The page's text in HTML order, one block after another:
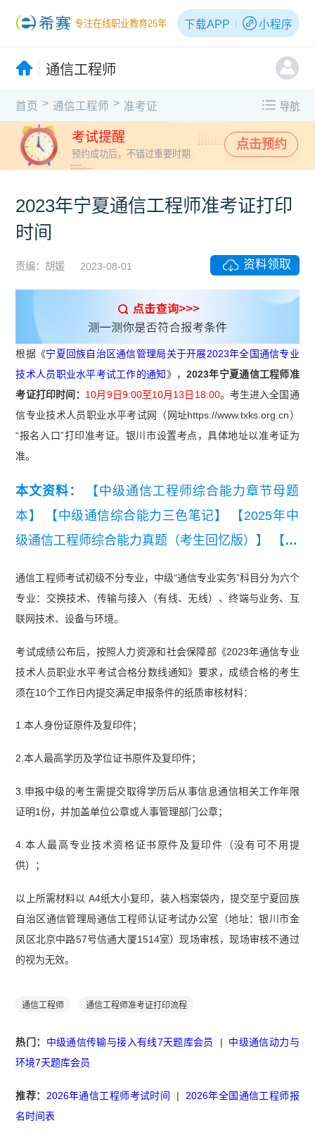
专注在线职业教育25年 下载APP 小程序
通信工程师
首页 > 通信工程师 > 准考证 导航
考试提醒
预约成功后，不错过重要时期
点击预约
2023年宁夏通信工程师准考证打印
时间
责编：胡媛 2023-08-01 资料领取
根据《宁夏回族自治区通信管理局关于开展2023年全国通信专业
技术人员职业水平考试工作的通知》，2023年宁夏通信工程师准
考证打印时间： 10月9日9:00至10月13日18:00。考生进入全国通
信专业技术人员职业水平考试网（网址https://www.txks.org.cn）
“报名入口”打印准考证。 银川市设置考点，具体地址以准考证为
准。
本文资料：
【中级通信工程师综合能力章节母题
本】
【中级通信综合能力三色笔记】
【2025年中
级通信工程师综合能力真题（考生回忆版）】
【20
境”全解析】
通信工程师考试初级不分专业，中级“通信专业实务”科目分为六个
专业：交换技术、传输与接入（有线、无线）、终端与业务、互
联网技术、设备与环境。
考试成绩公布后，按照人力资源和社会保障部《2023年通信专业
技术人员职业水平考试合格分数线通知》要求，成绩合格的考生
须在10个工作日内提交满足申报条件的纸质审核材料：
1.本人身份证原件及复印件；
2.本人最高学历及学位证书原件及复印件；
3.申报中级的考生需提交取得学历后从事信息通信相关工作年限
证明1份，并加盖单位公章或人事管理部门公章；
4.本人最高专业技术资格证书原件及复印件（没有可不用提
供）；
以上所需材料以 A4纸大小复印，装入档案袋内，提交至宁夏回族
自治区通信管理局通信工程师认证考试办公室（地址：银川市金
凤区北京中路57号信通大厦1514室）现场审核，现场审核不通过
的视为无效。
通信工程师 通信工程师准考证打印流程
热门： 中级通信传输与接入有线7天题库会员 | 中级通信动力与
环境7天题库会员
推荐： 2026年通信工程师考试时间 | 2026年全国通信工程师报
名时间表